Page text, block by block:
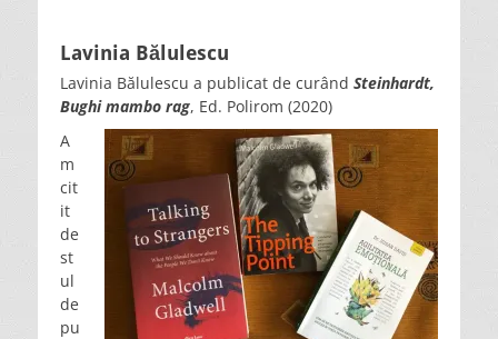
Lavinia Bălulescu
Lavinia Bălulescu a publicat de curând Steinhardt,
Bughi mambo rag, Ed. Polirom (2020)
A
m
cit
it
de
st
ul
de
pu